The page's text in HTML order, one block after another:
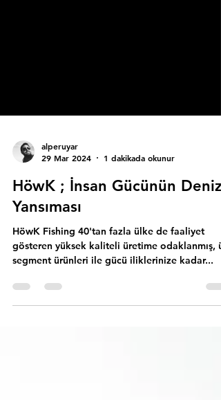
29 Mar 2024
1 dakikada okunur
HöwK ; İnsan Gücünün
Yansıması
HöwK Fishing 40'tan fazla ülke de faaliyet
segment ürünleri ile gücü iliklerinize kadar...